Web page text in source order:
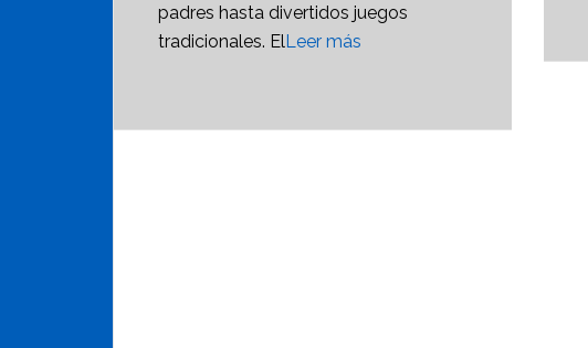
padres hasta divertidos juegos
tradicionales. ElLeer más